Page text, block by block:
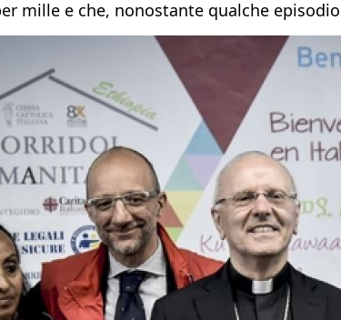
mille e che, nonostante qualche